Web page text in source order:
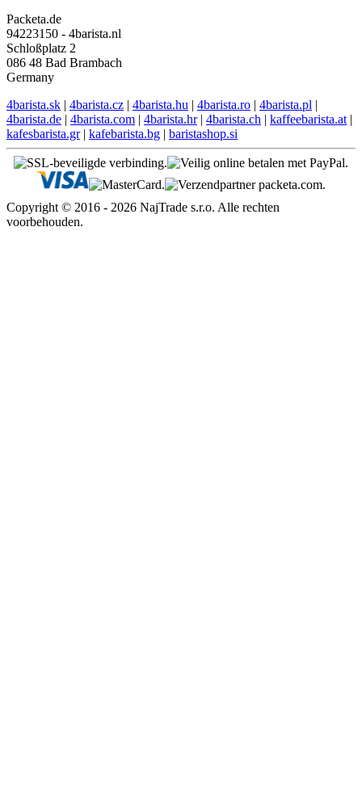
Packeta.de
94223150 - 4barista.nl
Schloßplatz 2
086 48 Bad Brambach
Germany
4barista.sk | 4barista.cz | 4barista.hu | 4barista.ro | 4barista.pl |
4barista.de | 4barista.com | 4barista.hr| 4barista.ch | kaffeebarista.at |
kafesbarista.gr| kafebarista.bg | baristashop.si
Copyright © 2016 - 2026 NajTrade s.r.o. Alle rechten
voorbehouden.